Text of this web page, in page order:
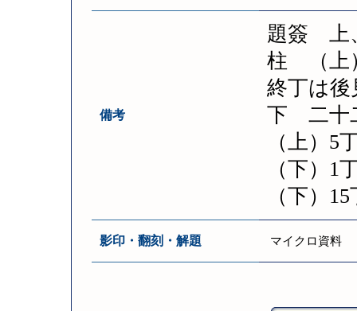
備考
題簽 上
柱 （上
終丁は
下 二十
（上）5
（下）1
（下）
影印・翻刻・解題 マイクロ資料